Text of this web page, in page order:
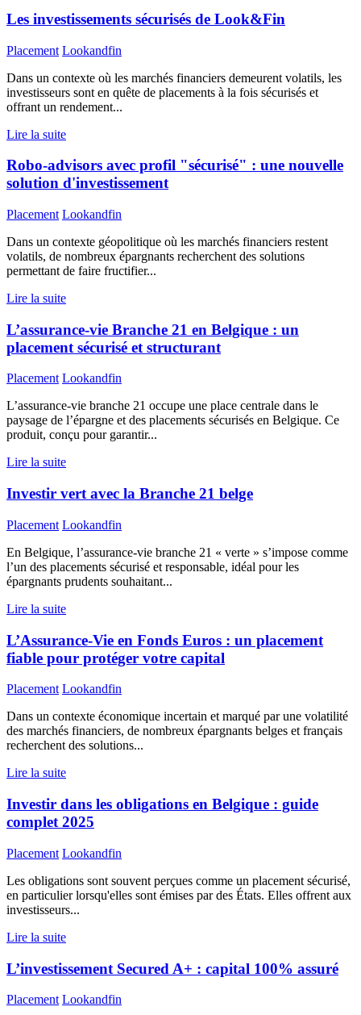
Les investissements sécurisés de Look&Fin
Placement Lookandfin
Dans un contexte où les marchés financiers demeurent volatils, les
investisseurs sont en quête de placements à la fois sécurisés et
offrant un rendement...
Lire la suite
Robo-advisors avec profil "sécurisé" : une nouvelle
solution d'investissement
Placement Lookandfin
Dans un contexte géopolitique où les marchés financiers restent
volatils, de nombreux épargnants recherchent des solutions
permettant de faire fructifier...
Lire la suite
L’assurance-vie Branche 21 en Belgique : un
placement sécurisé et structurant
Placement Lookandfin
L’assurance-vie branche 21 occupe une place centrale dans le
paysage de l’épargne et des placements sécurisés en Belgique. Ce
produit, conçu pour garantir...
Lire la suite
Investir vert avec la Branche 21 belge
Placement Lookandfin
En Belgique, l’assurance-vie branche 21 « verte » s’impose comme
l’un des placements sécurisé et responsable, idéal pour les
épargnants prudents souhaitant...
Lire la suite
L’Assurance-Vie en Fonds Euros : un placement
fiable pour protéger votre capital
Placement Lookandfin
Dans un contexte économique incertain et marqué par une volatilité
des marchés financiers, de nombreux épargnants belges et français
recherchent des solutions...
Lire la suite
Investir dans les obligations en Belgique : guide
complet 2025
Placement Lookandfin
Les obligations sont souvent perçues comme un placement sécurisé,
en particulier lorsqu'elles sont émises par des États. Elles offrent aux
investisseurs...
Lire la suite
L’investissement Secured A+ : capital 100% assuré
Placement Lookandfin